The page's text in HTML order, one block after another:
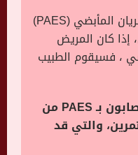
حيث تتشابه أعراض انحباس الشريان المأبضي (PAES)
كان المريض
، فسيقوم الطبيب
وعادةً ما يعاني المرضى المصابون بـ PAES من
والتي قد